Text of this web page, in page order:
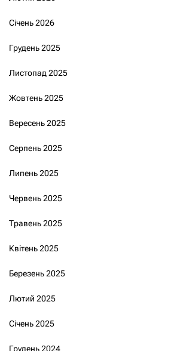
Січень 2026
Грудень 2025
Листопад 2025
Жовтень 2025
Вересень 2025
Серпень 2025
Липень 2025
Червень 2025
Травень 2025
Квітень 2025
Березень 2025
Лютий 2025
Січень 2025
Грудень 2024